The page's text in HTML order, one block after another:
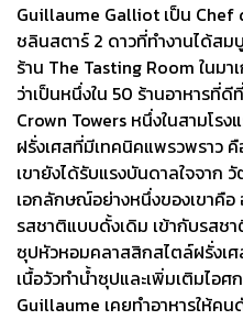
Guillaume Galliot เป็น Chef
ชลินสตาร์ 2 ดาวที่ทำงานได้ส
ร้าน The Tasting Room ในมา
ว่าเป็นหนึ่งใน 50 ร้านอาหาร
Crown Towers หนึ่งในสามโร
ฝรั่งเศสที่มีเทคนิคแพรวพราว คื
เขายังได้รับแรงบันดาลใจจาก
เอกลักษณ์อย่างหนึ่งของเขาคือ
รสชาติแบบดั้งเดิม เข้ากับรสช
ซุปหัวหอมคลาสสิกสไตล์ฝรั่งเ
เนื้อวัวทำน้ำซุปและเพิ่มเติมไอ
Guillaume เคยทำอาหารให้ค